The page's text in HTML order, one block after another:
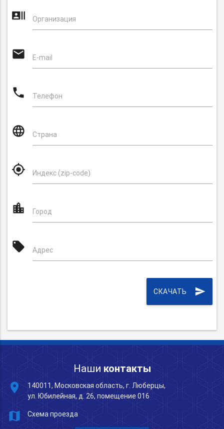
recent_actors Организация
email E-mail
phone Телефон
language Страна
my_location Индекс (zip-code)
location_city Город
local_offer Адрес
СКАЧАТЬ send
Наши контакты
place
140011, Московская область, г. Люберцы,
ул. Юбилейная, д. 26, помещение 016
map Схема проезда